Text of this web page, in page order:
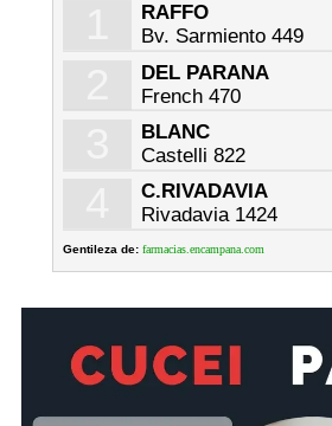
RAFFO
Bv. Sarmiento 449
DEL PARANA
French 470
BLANC
Castelli 822
C.RIVADAVIA
Rivadavia 1424
Gentileza de: farmacias.encampana.com